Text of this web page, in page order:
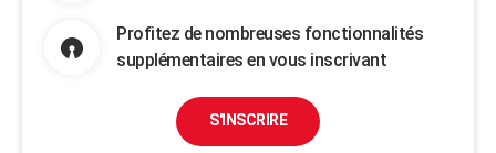
Profitez de nombreuses fonctionnalités
supplémentaires en vous inscrivant
S'INSCRIRE